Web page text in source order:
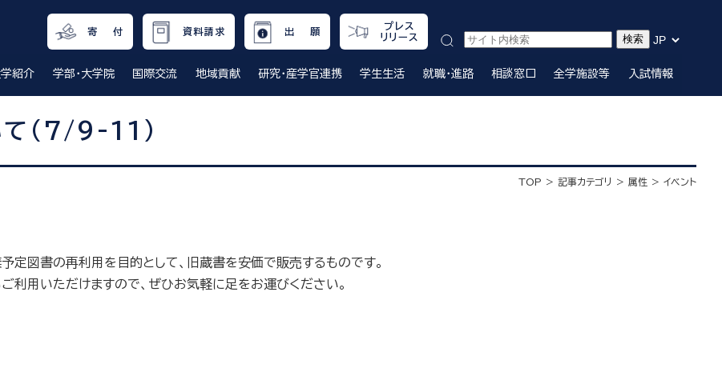
寄 付 資料請求 出 願
プレス
リリース
紹介 学部・大学院 国際交流 地域貢献 研究・産学官連携 学生生活 就職・進路 相談窓口 全学施設等 入試情報
て(7/9-11)
TOP 記事カテゴリ 属性 イベント
定図書の再利用を目的として、旧蔵書を安価で販売するものです。
利用いただけますので、ぜひお気軽に足をお運びください。